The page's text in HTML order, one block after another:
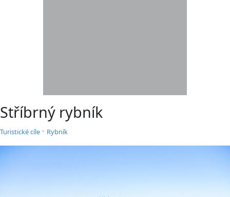
Stříbrný rybník
Turistické cíle • Rybník